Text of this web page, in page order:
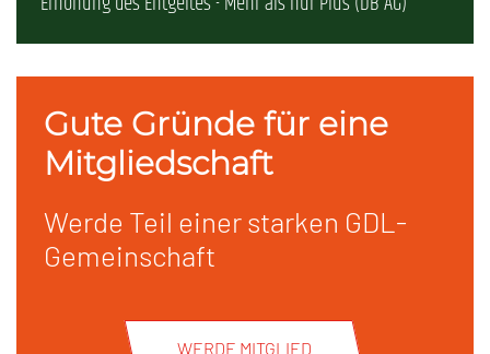
Gute Gründe für eine
Mitgliedschaft
Werde Teil einer starken GDL-
Gemeinschaft
WERDE MITGLIED